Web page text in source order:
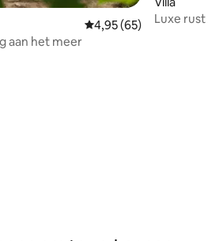
Gemiddelde
4,95 (65)
aan het meer
Luxe